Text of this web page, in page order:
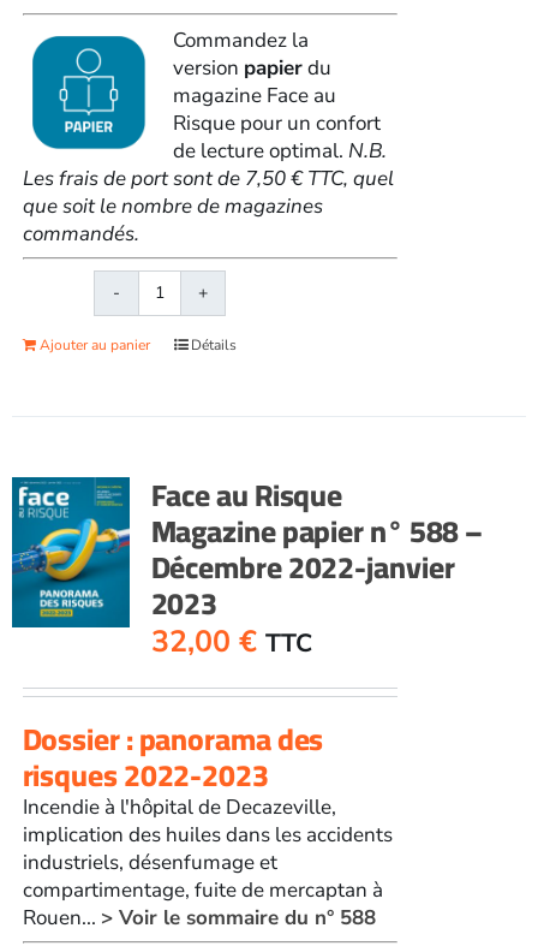
Commandez la
version papierdu
magazine Face au
Risque pour un confort
de lecture optimal. N.B.
Les frais de port sont de 7,50 € TTC, quel
que soit le nombre de magazines
commandés.
quantité
de
Face
589
-
Février
2023
Ajouter au panier Détails
Face au Risque
Magazine papier n° 588 –
Décembre 2022-janvier
2023
32,00 € TTC
Dossier : panorama des
risques 2022-2023
Incendie à l'hôpital de Decazeville,
implication des huiles dans les accidents
industriels, désenfumage et
compartimentage, fuite de mercaptan à
Rouen... > Voir le sommaire du n° 588